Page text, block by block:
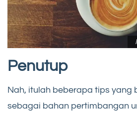
Penutup
Nah, itulah beberapa tips yang
sebagai bahan pertimbangan